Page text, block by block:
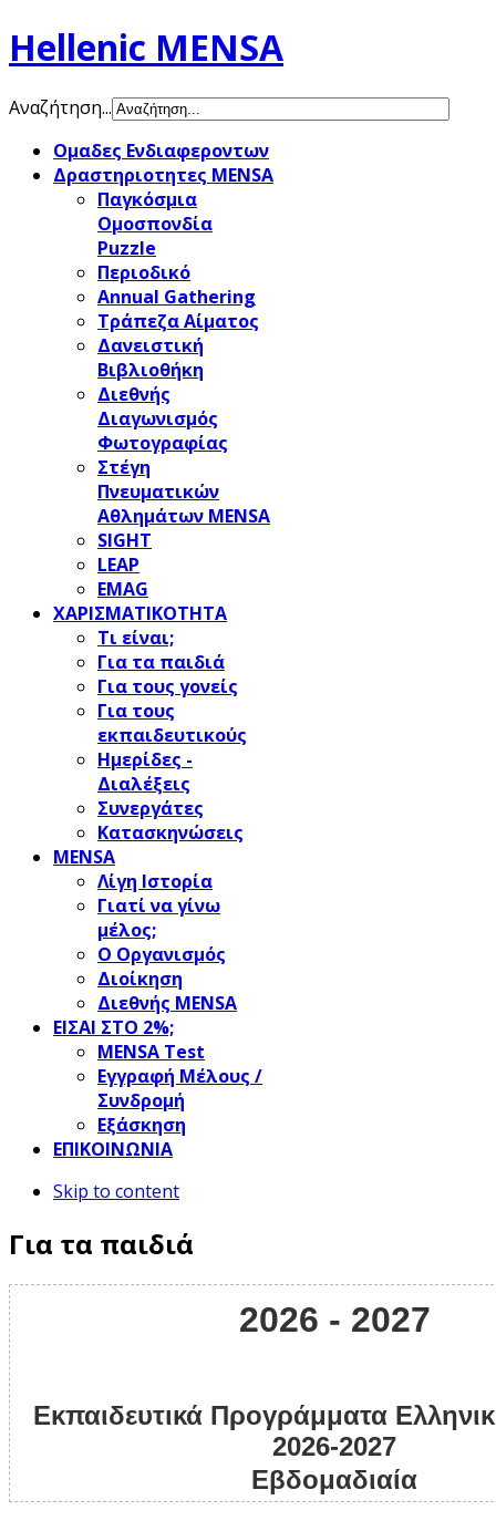
Hellenic MENSA
Αναζήτηση...
Ομαδες Ενδιαφεροντων
Δραστηριοτητες MENSA
Παγκόσμια
Ομοσπονδία
Puzzle
Περιοδικό
Annual Gathering
Τράπεζα Αίματος
Δανειστική
Βιβλιοθήκη
Διεθνής
Διαγωνισμός
Φωτογραφίας
Στέγη
Πνευματικών
Αθλημάτων MENSA
SIGHT
LEAP
EMAG
ΧΑΡΙΣΜΑΤΙΚΟΤΗΤΑ
Τι είναι;
Για τα παιδιά
Για τους γονείς
Για τους
εκπαιδευτικούς
Ημερίδες -
Διαλέξεις
Συνεργάτες
Κατασκηνώσεις
MENSA
Λίγη Ιστορία
Γιατί να γίνω
μέλος;
Ο Οργανισμός
Διοίκηση
Διεθνής MENSA
ΕΙΣΑΙ ΣΤΟ 2%;
ΜΕΝSΑ Test
Εγγραφή Μέλους /
Συνδρομή
Εξάσκηση
ΕΠΙΚΟΙΝΩΝΙΑ
Skip to content
Για τα παιδιά
2026 - 2027
Εκπαιδευτικά Προγράμματα
2026-2027
Εβδομαδιαία